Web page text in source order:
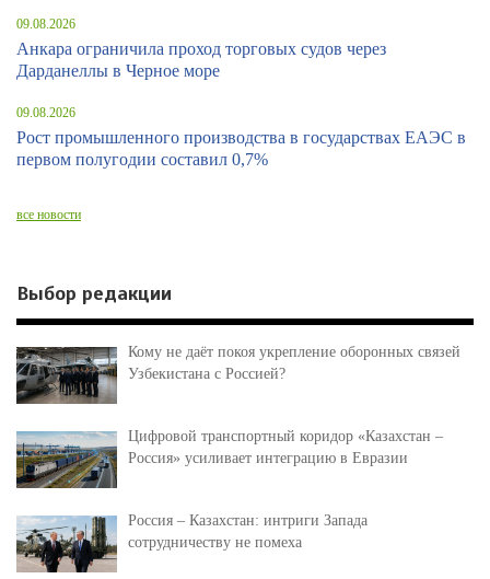
09.08.2026
Анкара ограничила проход торговых судов через
Дарданеллы в Черное море
09.08.2026
Рост промышленного производства в государствах ЕАЭС в
первом полугодии составил 0,7%
все новости
Выбор редакции
Кому не даёт покоя укрепление оборонных связей
Узбекистана с Россией?
Цифровой транспортный коридор «Казахстан –
Россия» усиливает интеграцию в Евразии
Россия – Казахстан: интриги Запада
сотрудничеству не помеха